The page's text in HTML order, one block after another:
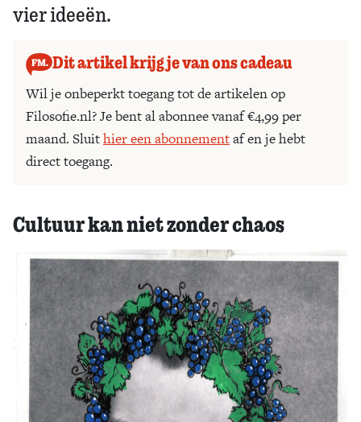
vier ideeën.
Dit artikel krijg je van ons cadeau
Wil je onbeperkt toegang tot de artikelen op
Filosofie.nl? Je bent al abonnee vanaf €4,99 per
maand. Sluithier een abonnementaf en je hebt
direct toegang.
Cultuur kan niet zonder chaos